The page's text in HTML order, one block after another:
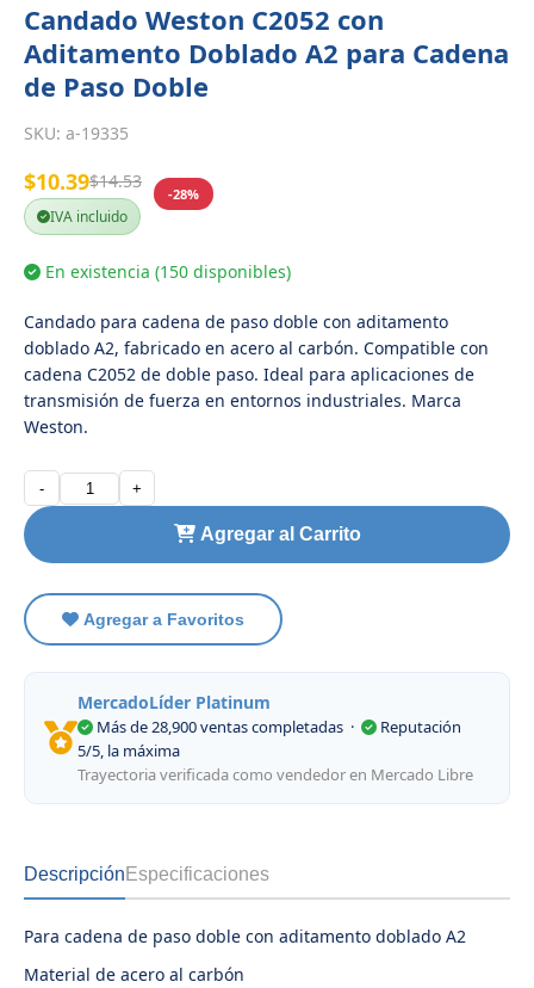
Candado Weston C2052 con
Aditamento Doblado A2 para Cadena
de Paso Doble
SKU: a-19335
$10.39$14.53
-28%
IVA incluido
En existencia (150 disponibles)
Candado para cadena de paso doble con aditamento
doblado A2, fabricado en acero al carbón. Compatible con
cadena C2052 de doble paso. Ideal para aplicaciones de
transmisión de fuerza en entornos industriales. Marca
Weston.
- +
Agregar al Carrito
Agregar a Favoritos
MercadoLíder Platinum
Más de 28,900 ventas completadas ·
Reputación
5/5, la máxima
Trayectoria verificada como vendedor en Mercado Libre
Descripción Especificaciones
Para cadena de paso doble con aditamento doblado A2
Material de acero al carbón